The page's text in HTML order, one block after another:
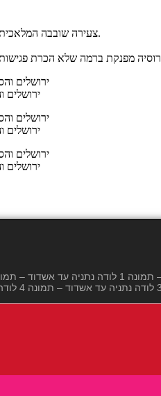
צעירה שובבהשובבה מחכה לשיחה ממך.
רוסיה מפנקת ברמה שלא הכרת
ירושלים
ירושלים
ירושלים